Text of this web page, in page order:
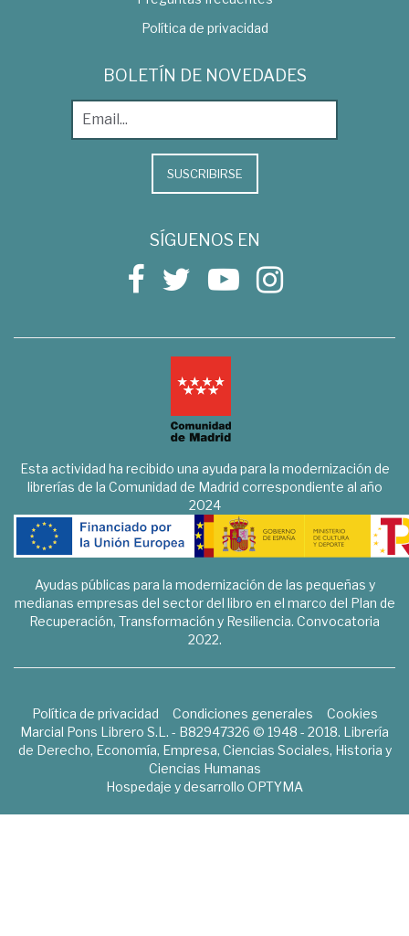
Política de privacidad
BOLETÍN DE NOVEDADES
SUSCRIBIRSE
SÍGUENOS EN
Esta actividad ha recibido una ayuda para la modernización de
librerías de la Comunidad de Madrid correspondiente al año
2024
Ayudas públicas para la modernización de las pequeñas y
medianas empresas del sector del libro en el marco del Plan de
Recuperación, Transformación y Resiliencia. Convocatoria
2022.
Política de privacidad Condiciones generales
Cookies
Marcial Pons Librero S.L. - B82947326 © 1948 - 2018. Librería
de Derecho, Economía, Empresa, Ciencias Sociales, Historia y
Ciencias Humanas
Hospedaje y desarrollo OPTYMA